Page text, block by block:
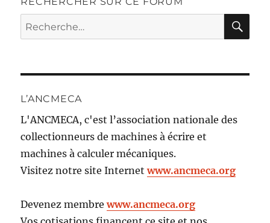
Recherche
pour :
L’ANCMECA
L'ANCMECA, c'est l’association nationale des
collectionneurs de machines à écrire et
machines à calculer mécaniques.
Visitez notre site Internetwww.ancmeca.org
Devenez membrewww.ancmeca.org